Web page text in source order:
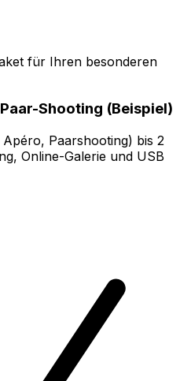
für Ihren besonderen
Shooting (Beispiel)
Paarshooting) bis 2
Online-Galerie und USB